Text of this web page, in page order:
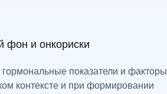
фон и онкориски
гормональные показатели и факторы
контексте и при формировании